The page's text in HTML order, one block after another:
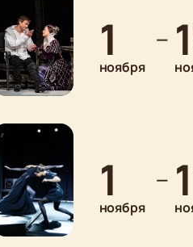
1
ноября
—
1
ноября
—